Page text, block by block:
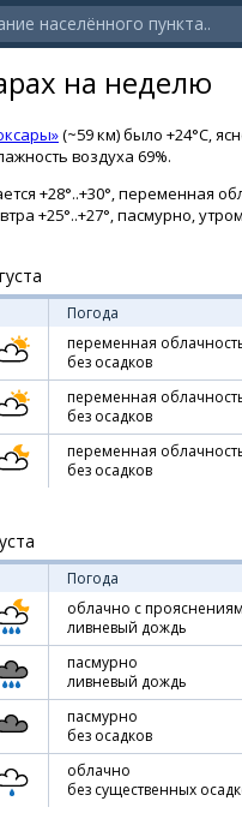
на неделю
(~59 км) было +24°C,
воздуха 69%.
+28°..+30°, переменная
+25°..+27°, пасмурно,
Погода
переменная
без осадков
переменная
без осадков
переменная
без осадков
Погода
облачно с
ливневый дождь
пасмурно
ливневый дождь
пасмурно
без осадков
облачно
без существенных